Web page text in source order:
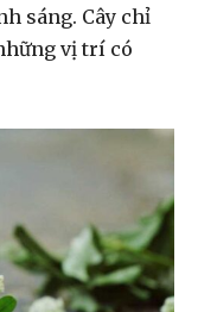
sáng. Cây chỉ
vị trí có